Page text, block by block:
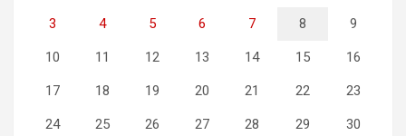
3 4 5 6 7 8 9
10 11 12 13 14 15 16
17 18 19 20 21 22 23
24 25 26 27 28 29 30